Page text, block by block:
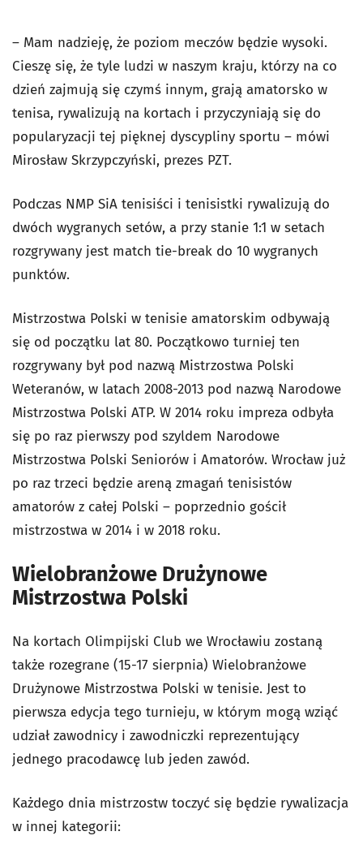
– Mam nadzieję, że poziom meczów będzie wysoki.
Cieszę się, że tyle ludzi w naszym kraju, którzy na co
dzień zajmują się czymś innym, grają amatorsko w
tenisa, rywalizują na kortach i przyczyniają się do
popularyzacji tej pięknej dyscypliny sportu – mówi
Mirosław Skrzypczyński, prezes PZT.
Podczas NMP SiA tenisiści i tenisistki rywalizują do
dwóch wygranych setów, a przy stanie 1:1 w setach
rozgrywany jest match tie-break do 10 wygranych
punktów.
Mistrzostwa Polski w tenisie amatorskim odbywają
się od początku lat 80. Początkowo turniej ten
rozgrywany był pod nazwą Mistrzostwa Polski
Weteranów, w latach 2008-2013 pod nazwą Narodowe
Mistrzostwa Polski ATP. W 2014 roku impreza odbyła
się po raz pierwszy pod szyldem Narodowe
Mistrzostwa Polski Seniorów i Amatorów. Wrocław już
po raz trzeci będzie areną zmagań tenisistów
amatorów z całej Polski – poprzednio gościł
mistrzostwa w 2014 i w 2018 roku.
Wielobranżowe Drużynowe
Mistrzostwa Polski
Na kortach Olimpijski Club we Wrocławiu zostaną
także rozegrane (15-17 sierpnia) Wielobranżowe
Drużynowe Mistrzostwa Polski w tenisie. Jest to
pierwsza edycja tego turnieju, w którym mogą wziąć
udział zawodnicy i zawodniczki reprezentujący
jednego pracodawcę lub jeden zawód.
Każdego dnia mistrzostw toczyć się będzie rywalizacja
w innej kategorii: